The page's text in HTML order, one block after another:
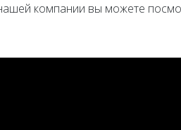
компании вы можете